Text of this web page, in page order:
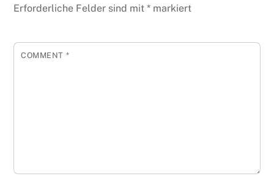
Erforderliche Felder sind mit* markiert
COMMENT *